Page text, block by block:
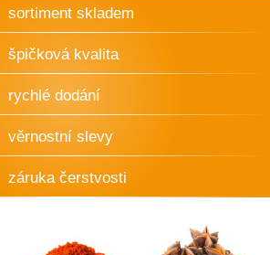
sortiment skladem
špičková kvalita
rychlé dodání
věrnostní slevy
záruka čerstvosti